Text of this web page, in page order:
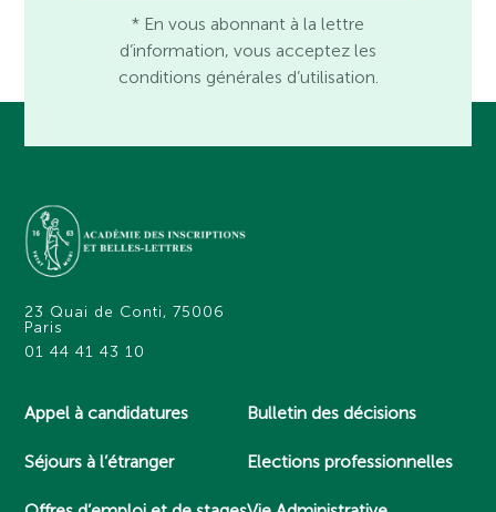
* En vous abonnant à la lettre
d’information, vous acceptez les
conditions générales d’utilisation.
23 Quai de Conti, 75006
Paris
01 44 41 43 10
Appel à candidatures
Séjours à l’étranger
Bulletin des décisions
Elections professionnelles